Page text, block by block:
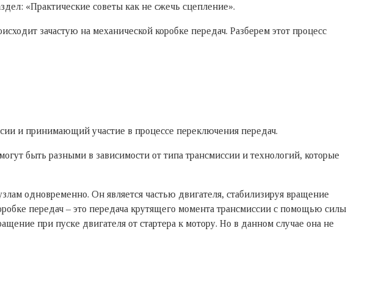
«Практические советы как не сжечь сцепление».
зачастую на механической коробке передач. Разберем этот процесс
и принимающий участие в процессе переключения передач.
быть разными в зависимости от типа трансмиссии и технологий, которые
одновременно. Он является частью двигателя, стабилизируя вращение
передач – это передача крутящего момента трансмиссии с помощью силы
при пуске двигателя от стартера к мотору. Но в данном случае она не